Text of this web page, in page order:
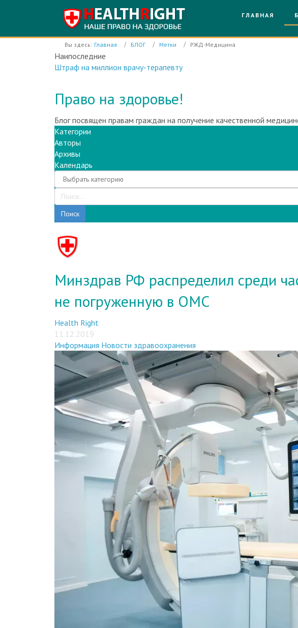
ГЛАВНАЯ
Вы здесь: Главная БЛОГ Метки РЖД-Медицина
Наипоследние
Инфекционный корпус Электростальской ЦГБ работал без лицензии
Право на здоровье!
Блог посвящен правам граждан на получение качественной
Категории
Авторы
Архивы
Календарь
Поиск
Минздрав РФ распределил среди
не погруженную в ОМС
Health Right
11.12.2019
Информация
Новости здравоохранения